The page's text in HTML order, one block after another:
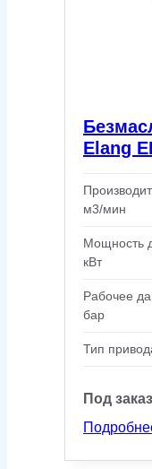
Elang
м3/мин
Мощность
кВт
Рабочее
бар
Тип
Под заказ